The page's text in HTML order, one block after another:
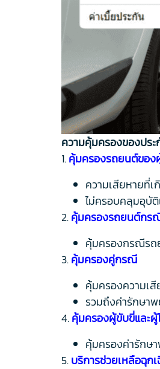
ความคุ้มครองของประ
1.คุ้มครองรถยนต์ของ
ความเสียหายที่
ไม่ครอบคลุมอุบั
2.คุ้มครองรถยนต์กร
คุ้มครองกรณีรถ
3.คุ้มครองคู่กรณี
คุ้มครองความเ
รวมถึงค่ารักษา
4.คุ้มครองผู้ขับขี่และผู้
คุ้มครองค่ารักษ
5.บริการช่วยเหลือฉุก